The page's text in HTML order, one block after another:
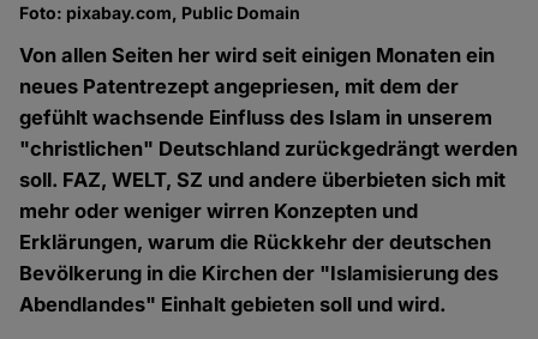
Foto: pixabay.com, Public Domain
Von allen Seiten her wird seit einigen Monaten ein
neues Patentrezept angepriesen, mit dem der
gefühlt wachsende Einfluss des Islam in unserem
"christlichen" Deutschland zurückgedrängt werden
soll. FAZ, WELT, SZ und andere überbieten sich mit
mehr oder weniger wirren Konzepten und
Erklärungen, warum die Rückkehr der deutschen
Bevölkerung in die Kirchen der "Islamisierung des
Abendlandes" Einhalt gebieten soll und wird.